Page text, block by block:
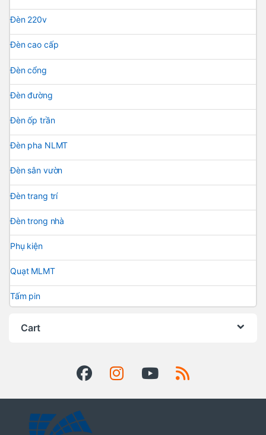
Đèn 220v
Đèn cao cấp
Đèn cổng
Đèn đường
Đèn ốp trần
Đèn pha NLMT
Đèn sân vườn
Đèn trang trí
Đèn trong nhà
Phụ kiện
Quạt MLMT
Tấm pin
Cart